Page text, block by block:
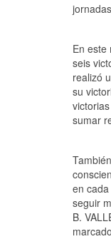
En este
seis
realizó
su
sumar
en
seguir
B.